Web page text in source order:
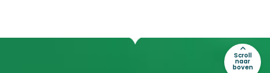
Scroll
naar
boven